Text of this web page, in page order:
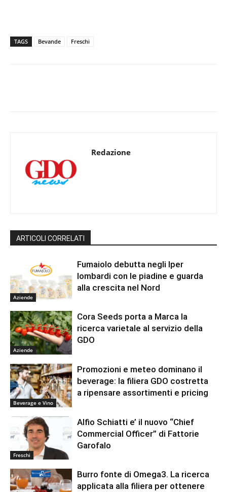
TAGS Bevande Freschi
Redazione
ARTICOLI CORRELATI
Aziende
Fumaiolo debutta negli Iper
lombardi con le piadine e guarda
alla crescita nel Nord
Aziende
Cora Seeds porta a Marca la
ricerca varietale al servizio della
GDO
Beverage e Vino
Promozioni e meteo dominano il
beverage: la filiera GDO costretta
a ripensare assortimenti e pricing
Freschi
Alfio Schiatti e’ il nuovo “Chief
Commercial Officer” di Fattorie
Garofalo
Burro fonte di Omega3. La ricerca
applicata alla filiera per ottenere